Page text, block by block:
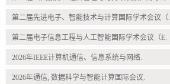
第二届先进电子、智能技术与计算国际学术会议（.
第二届电子信息工程与人工智能国际学术会议（E.
2026年IEEE计算机通信、信息系统与网络.
2026年通信, 数据科学与智能计算国际会议.